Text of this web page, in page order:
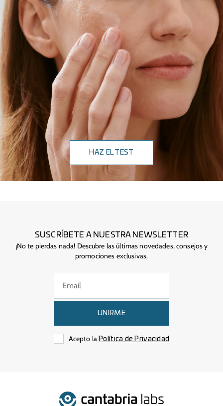
HAZ EL TEST
SUSCRÍBETE A NUESTRA NEWSLETTER
¡No te pierdas nada! Descubre las últimas novedades, consejos y
promociones exclusivas.
UNIRME
Acepto laPolítica de Privacidad